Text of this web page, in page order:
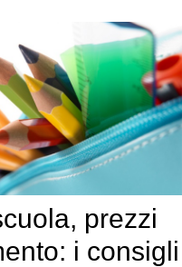
prezzi
i consigli